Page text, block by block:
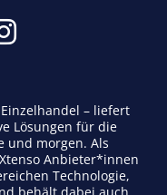
– liefert
Lösungen für die
und morgen. Als
Anbieter*innen
Technologie,
behält dabei auch